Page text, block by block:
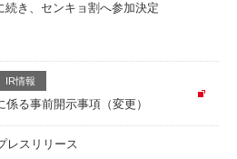
続き、センキョ割へ参加決定
IR情報
係る事前開示事項（変更）
レスリリース